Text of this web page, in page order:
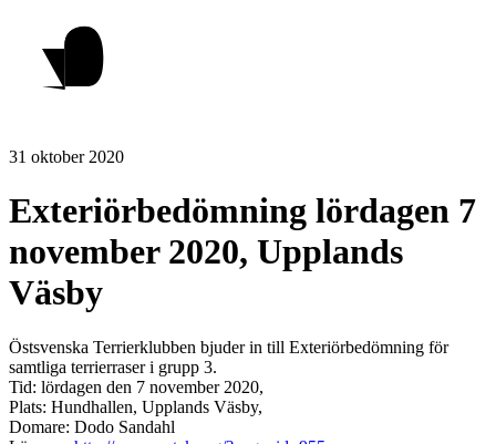
31 oktober 2020
Exteriörbedömning lördagen 7
november 2020, Upplands
Väsby
Östsvenska Terrierklubben bjuder in till Exteriörbedömning för
samtliga terrierraser i grupp 3.
Tid: lördagen den 7 november 2020,
Plats: Hundhallen, Upplands Väsby,
Domare: Dodo Sandahl